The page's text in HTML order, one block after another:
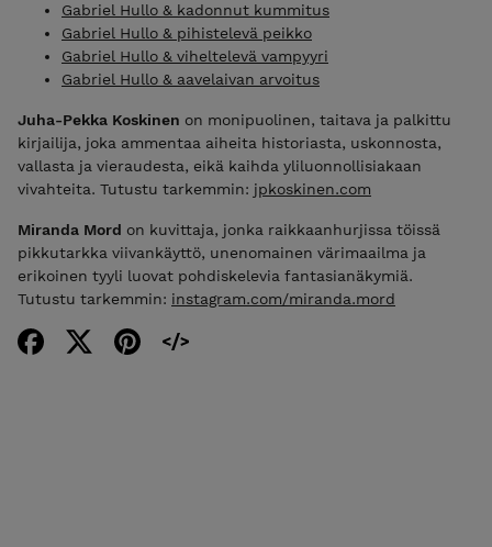
Gabriel Hullo & kadonnut kummitus
Gabriel Hullo & pihistelevä peikko
Gabriel Hullo & viheltelevä vampyyri
Gabriel Hullo & aavelaivan arvoitus
Juha-Pekka Koskinen on monipuolinen, taitava ja palkittu
kirjailija, joka ammentaa aiheita historiasta, uskonnosta,
vallasta ja vieraudesta, eikä kaihda yliluonnollisiakaan
vivahteita. Tutustu tarkemmin: jpkoskinen.com
Miranda Mord on kuvittaja, jonka raikkaanhurjissa töissä
pikkutarkka viivankäyttö, unenomainen värimaailma ja
erikoinen tyyli luovat pohdiskelevia fantasianäkymiä.
Tutustu tarkemmin: instagram.com/miranda.mord